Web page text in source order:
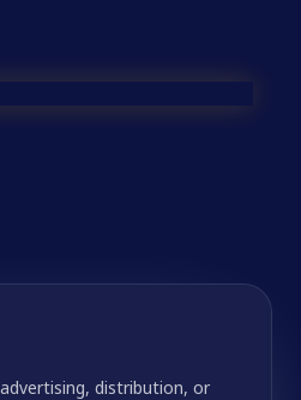
distribution, or